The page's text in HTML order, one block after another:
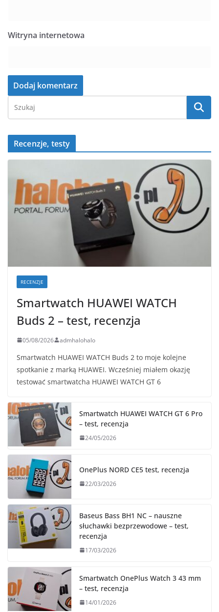
Witryna internetowa
Recenzje, testy
RECENZJE
Smartwatch HUAWEI WATCH
Buds 2 – test, recenzja
05/08/2026 admhalohalo
Smartwatch HUAWEI WATCH Buds 2 to moje kolejne
spotkanie z marką HUAWEI. Wcześniej miałem okazję
testować smartwatcha HUAWEI WATCH GT 6
Smartwatch HUAWEI WATCH GT 6 Pro
– test, recenzja
24/05/2026
OnePlus NORD CE5 test, recenzja
22/03/2026
Baseus Bass BH1 NC – nauszne
słuchawki bezprzewodowe – test,
recenzja
17/03/2026
Smartwatch OnePlus Watch 3 43 mm
– test, recenzja
14/01/2026